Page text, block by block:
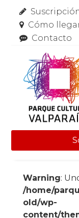
Cómo
Contacto
Warning:
/home/
old/wp-
content/